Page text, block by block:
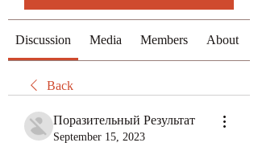
Discussion Media Members About
Back
Поразительный Результат
September 15, 2023